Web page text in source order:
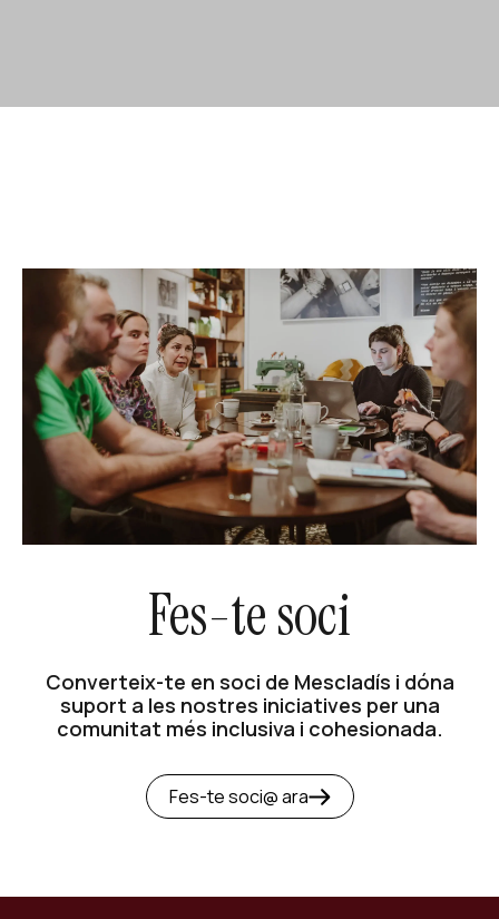
Fes-te soci
Converteix-te en soci de Mescladís i dóna
suport a les nostres iniciatives per una
comunitat més inclusiva i cohesionada.
Fes-te soci@ ara